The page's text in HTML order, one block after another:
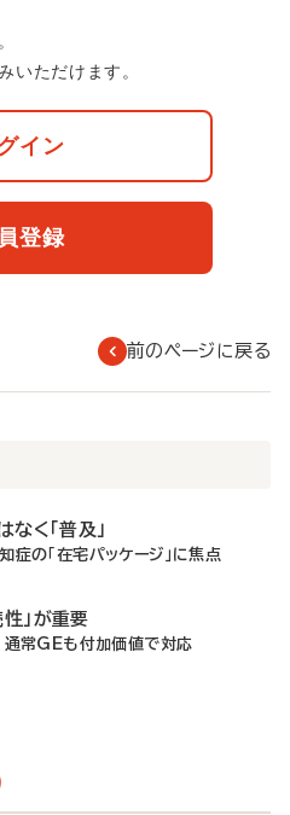
いただけます。
イン
登録
前のページに戻る
く「普及」
の「在宅パッケージ」に焦点
」が重要
通常GEも付加価値で対応